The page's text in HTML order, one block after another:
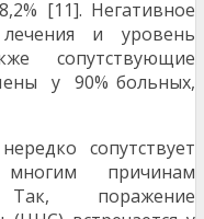
[11]. Негативное
и уровень
сопутствующие
у 90% больных,
сопутствует
причинам
Так, поражение